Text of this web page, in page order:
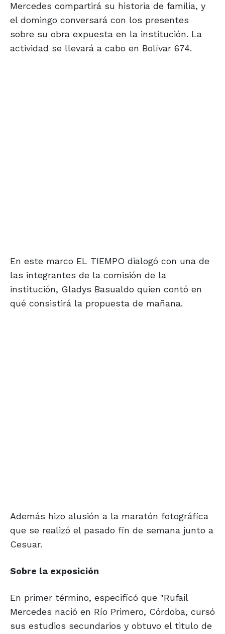
Mercedes compartirá su historia de familia, y
el domingo conversará con los presentes
sobre su obra expuesta en la institución. La
actividad se llevará a cabo en Bolívar 674.
En este marco EL TIEMPO dialogó con una de
las integrantes de la comisión de la
institución, Gladys Basualdo quien contó en
qué consistirá la propuesta de mañana.
Además hizo alusión a la maratón fotográfica
que se realizó el pasado fin de semana junto a
Cesuar.
Sobre la exposición
En primer término, especificó que "Rufail
Mercedes nació en Río Primero, Córdoba, cursó
sus estudios secundarios y obtuvo el titulo de